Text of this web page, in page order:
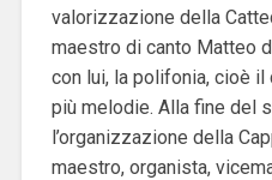
valorizzazione della
maestro di canto Matteo
con lui, la polifonia, cioè il
più melodie. Alla fine del
l’organizzazione della
maestro, organista,